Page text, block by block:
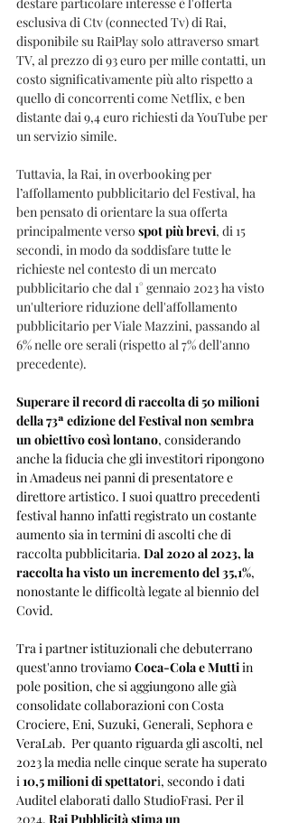
esclusiva di Ctv (connected Tv) di Rai,
disponibile su RaiPlay solo attraverso smart
TV, al prezzo di 93 euro per mille contatti, un
costo significativamente più alto rispetto a
quello di concorrenti come Netflix, e ben
distante dai 9,4 euro richiesti da YouTube per
un servizio simile.
Tuttavia, la Rai, in overbooking per
l’affollamento pubblicitario del Festival, ha
ben pensato di orientare la sua offerta
principalmente verso spot più brevi, di 15
secondi, in modo da soddisfare tutte le
richieste nel contesto di un mercato
pubblicitario che dal 1° gennaio 2023 ha visto
un'ulteriore riduzione dell'affollamento
pubblicitario per Viale Mazzini, passando al
6% nelle ore serali (rispetto al 7% dell'anno
precedente).
Superare il record di raccolta di 50 milioni
della 73ª edizione del Festival non sembra
un obiettivo così lontano, considerando
anche la fiducia che gli investitori ripongono
in Amadeus nei panni di presentatore e
direttore artistico. I suoi quattro precedenti
festival hanno infatti registrato un costante
aumento sia in termini di ascolti che di
raccolta pubblicitaria. Dal 2020 al 2023, la
raccolta ha visto un incremento del 35,1%,
nonostante le difficoltà legate al biennio del
Covid.
Tra i partner istituzionali che debuterrano
quest'anno troviamo Coca-Cola e Mutti in
pole position, che si aggiungono alle già
consolidate collaborazioni con Costa
Crociere, Eni, Suzuki, Generali, Sephora e
VeraLab.  Per quanto riguarda gli ascolti, nel
2023 la media nelle cinque serate ha superato
i 10,5 milioni di spettatori, secondo i dati
Auditel elaborati dallo StudioFrasi. Per il
2024, Rai Pubblicità stima un